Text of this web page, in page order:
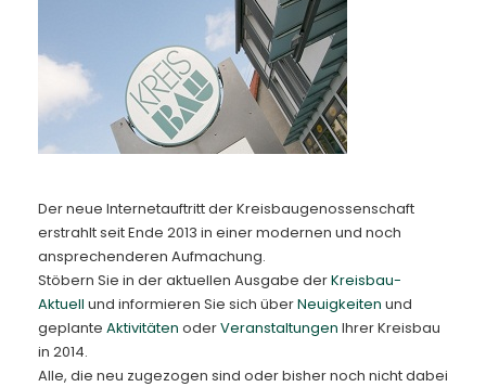
News
Kontakt
Der neue Internetauftritt der Kreisbaugenossenschaft
erstrahlt seit Ende 2013 in einer modernen und noch
ansprechenderen Aufmachung.
Stöbern Sie in der aktuellen Ausgabe derKreisbau-
Aktuell und informieren Sie sich überNeuigkeiten und
geplante Aktivitäten oderVeranstaltungen Ihrer Kreisbau
in 2014.
Alle, die neu zugezogen sind oder bisher noch nicht dabei